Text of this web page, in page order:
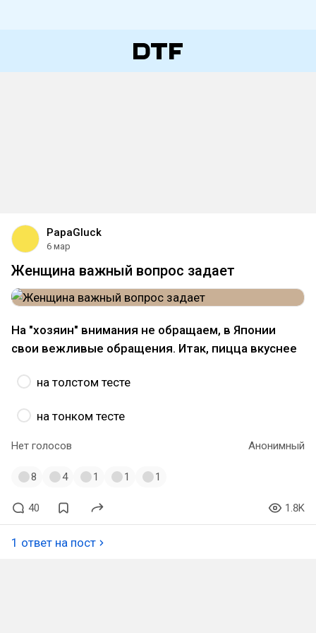
PapaGluck
6 мар
Женщина важный вопрос задает
На "хозяин" внимания не обращаем, в Японии
свои вежливые обращения. Итак, пицца вкуснее
на толстом тесте
на тонком тесте
Нет голосов Анонимный
8 4 1 1 1
40 1.8K
1 ответ на пост